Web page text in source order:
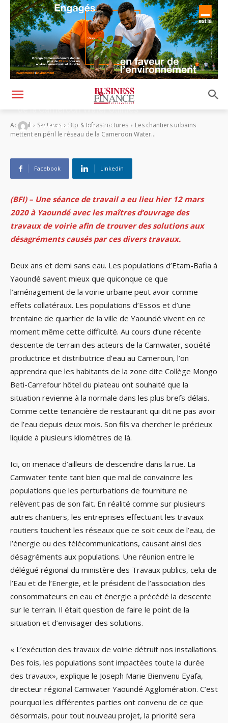
Accueil Secteurs Btp & Infrastructures
Les chantiers urbains
mettent en péril le réseau de la Cameroon Water...
Les chantiers urbains mettent en péril le réseau
de la Cameroon Water Utilities
By Rédaction - 13 mars 2020
Facebook Linkedin
(BFI) – Une séance de travail a eu lieu hier 12 mars
2020 à Yaoundé avec les maîtres d’ouvrage des
travaux de voirie afin de trouver des solutions aux
désagréments causés par ces divers travaux.
Deux ans et demi sans eau. Les populations d’Etam-Bafia à
Yaoundé savent mieux que quiconque ce que
l’aménagement de la voirie urbaine peut avoir comme
effets collatéraux. Les populations d’Essos et d’une
trentaine de quartier de la ville de Yaoundé vivent en ce
moment même cette difficulté. Au cours d’une récente
descente de terrain des acteurs de la Camwater, société
productrice et distributrice d’eau au Cameroun, l’on
apprendra que les habitants de la zone dite Collège Mongo
Beti-Carrefour hôtel du plateau ont souhaité que la
situation revienne à la normale dans les plus brefs délais.
Comme cette tenancière de restaurant qui dit ne pas avoir
de l’eau depuis deux mois. Son fils va chercher le précieux
liquide à plusieurs kilomètres de là.
Ici, on menace d’ailleurs de descendre dans la rue. La
Camwater tente tant bien que mal de convaincre les
populations que les perturbations de fourniture ne
relèvent pas de son fait. En réalité comme sur plusieurs
autres chantiers, les entreprises effectuant les travaux
routiers touchent les réseaux que ce soit ceux de l’eau, de
l’énergie ou des télécommunications, causant ainsi des
désagréments aux populations. Une réunion entre le
délégué régional du ministère des Travaux publics, celui de
l’Eau et de l’Energie, et le président de l’association des
consommateurs en eau et énergie a précédé la descente
sur le terrain. Il était question de faire le point de la
situation et d’envisager des solutions.
« L’exécution des travaux de voirie détruit nos installations.
Des fois, les populations sont impactées toute la durée
des travaux», explique le Joseph Marie Bienvenu Eyafa,
directeur régional Camwater Yaoundé Agglomération. C’est
pourquoi les différentes parties ont convenu de ce que
désormais, pour tout nouveau projet, la priorité sera